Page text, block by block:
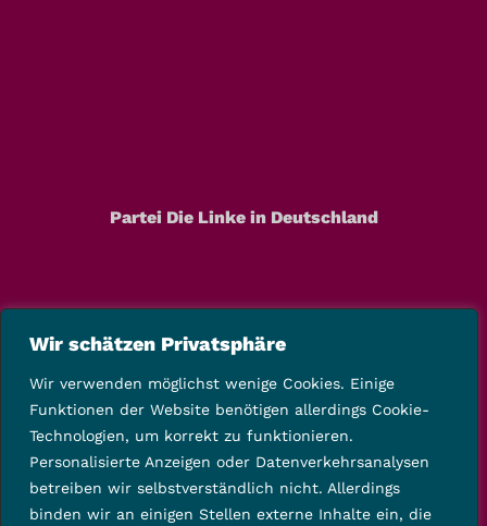
Wir schätzen Privatsphäre
Wir verwenden möglichst wenige Cookies. Einige
Funktionen der Website benötigen allerdings Cookie-
Technologien, um korrekt zu funktionieren.
Personalisierte Anzeigen oder Datenverkehrsanalysen
betreiben wir selbstverständlich nicht. Allerdings
binden wir an einigen Stellen externe Inhalte ein, die
Partei Die Linke in Deutschland